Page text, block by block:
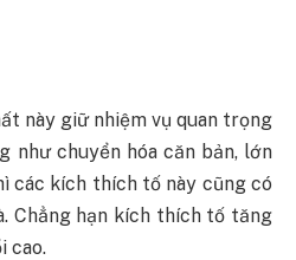
này giữ nhiệm vụ quan trọng
như chuyển hóa căn bản, lớn
các kích thích tố này cũng có
Chẳng hạn kích thích tố tăng
cao.